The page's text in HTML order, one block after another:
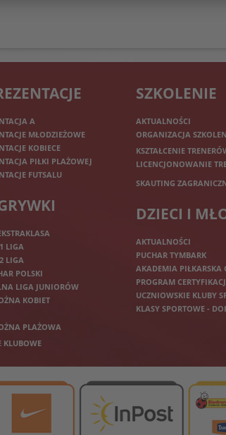
A
MŁODZIEŻOWE
KOBIECE
PIŁKI PLAŻOWEJ
FUTSALU
LIGA
LIGA
POLSKI
LIGA JUNIORÓW
KOBIET
PLAŻOWA
KLUBOWE
SZKOLENIE
AKTUALNOŚCI
ORGANIZACJA
KSZTAŁCENIE
LICENCJONOWANIE
SKAUTING
DZIECI I
AKTUALNOŚCI
PUCHAR TYMBARK
AKADEMIA PIŁKARSKA
PROGRAM
UCZNIOWSKIE KLUBY
KLASY SPORTOWE -